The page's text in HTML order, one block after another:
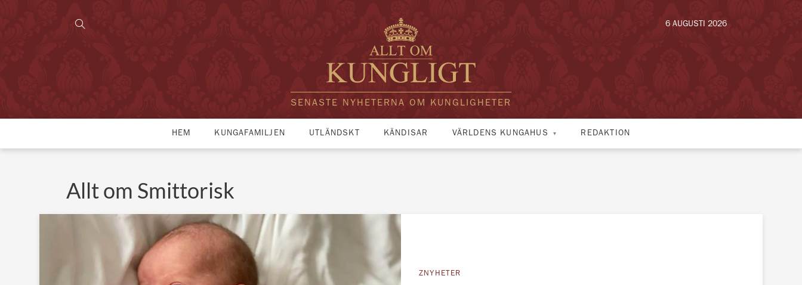
SENASTE NYHETERNA OM KUNGLIGHETER
6 AUGUSTI 2026
HEM KUNGAFAMILJEN UTLÄNDSKT KÄNDISAR VÄRLDENS KUNGAHUS REDAKTION
Allt om Smittorisk
ZNYHETER